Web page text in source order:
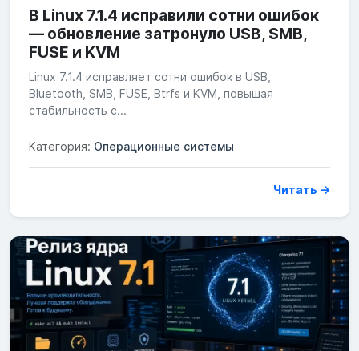
В Linux 7.1.4 исправили сотни ошибок
— обновление затронуло USB, SMB,
FUSE и KVM
Linux 7.1.4 исправляет сотни ошибок в USB,
Bluetooth, SMB, FUSE, Btrfs и KVM, повышая
стабильность с...
Категория: Операционные системы
Читать →